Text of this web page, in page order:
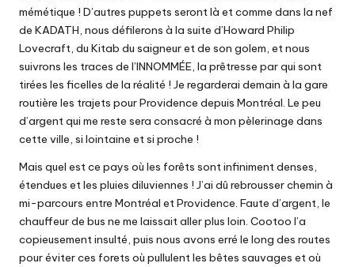
mémétique ! D’autres puppets seront là et comme dans la nef
de KADATH, nous défilerons à la suite d’Howard Philip
Lovecraft, du Kitab du saigneur et de son golem, et nous
suivrons les traces de l’INNOMMÉE, la prêtresse par qui sont
tirées les ficelles de la réalité ! Je regarderai demain à la gare
routière les trajets pour Providence depuis Montréal. Le peu
d’argent qui me reste sera consacré à mon pèlerinage dans
cette ville, si lointaine et si proche !
Mais quel est ce pays où les forêts sont infiniment denses,
étendues et les pluies diluviennes ! J’ai dû rebrousser chemin à
mi-parcours entre Montréal et Providence. Faute d’argent, le
chauffeur de bus ne me laissait aller plus loin. Cootoo l’a
copieusement insulté, puis nous avons erré le long des routes
pour éviter ces forets où pullulent les bêtes sauvages et où